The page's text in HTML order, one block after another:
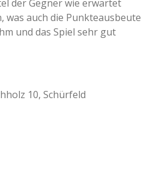
der Gegner wie erwartet
auch die Punkteausbeute
und das Spiel sehr gut
10, Schürfeld